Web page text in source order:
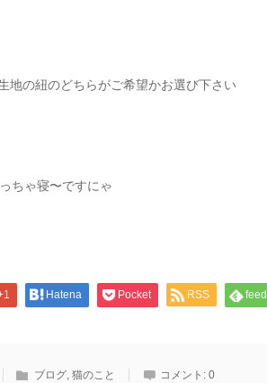
地の紐のどちらがご希望かお選び下さい
ちゃ寝〜ですにゃ
Hatena Pocket RSS
ブログ 猫のこと コメント: 0